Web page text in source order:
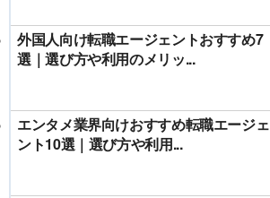
外国人向け転職エージェントおすすめ7
選｜選び方や利用のメリッ...
エンタメ業界向けおすすめ転職エージェ
ント10選｜選び方や利用...